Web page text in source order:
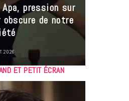
pression sur
de notre
2026
ET PETIT ÉCRAN